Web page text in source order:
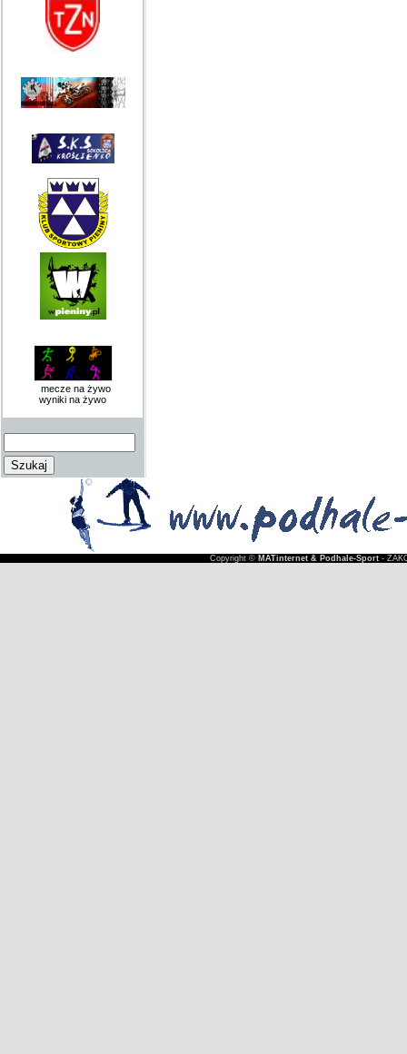
mecze na żywo
wyniki na żywo
Copyright © MATinternet & Podhale-Sport-